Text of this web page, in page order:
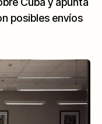
posibles envíos